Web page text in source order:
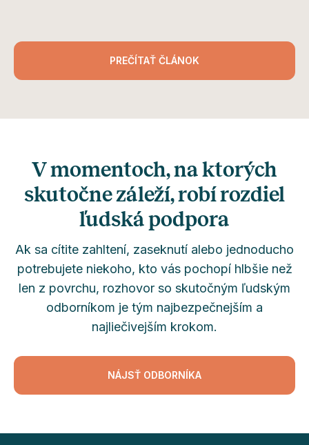
PREČÍTAŤ ČLÁNOK
V momentoch, na ktorých
skutočne záleží, robí rozdiel
ľudská podpora
Ak sa cítite zahltení, zaseknutí alebo jednoducho
potrebujete niekoho, kto vás pochopí hlbšie než
len z povrchu, rozhovor so skutočným ľudským
odborníkom je tým najbezpečnejším a
najliečivejším krokom.
NÁJSŤ ODBORNÍKA